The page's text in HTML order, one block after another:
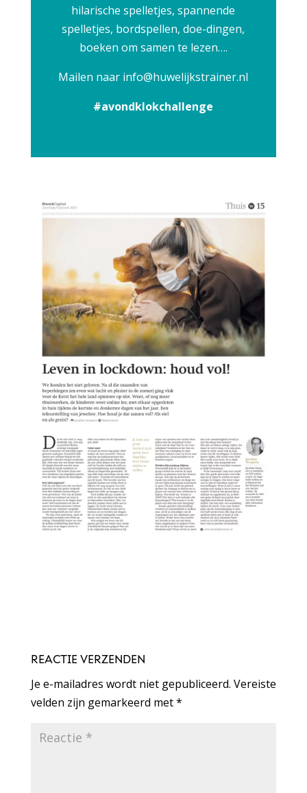
hilarische spelletjes, spannende
spelletjes, bordspellen, doe-dingen,
boeken om samen te lezen….
Mailen naar info@huwelijkstrainer.nl
#avondklokchallenge
REACTIE VERZENDEN
Je e-mailadres wordt niet gepubliceerd. Vereiste
velden zijn gemarkeerd met*